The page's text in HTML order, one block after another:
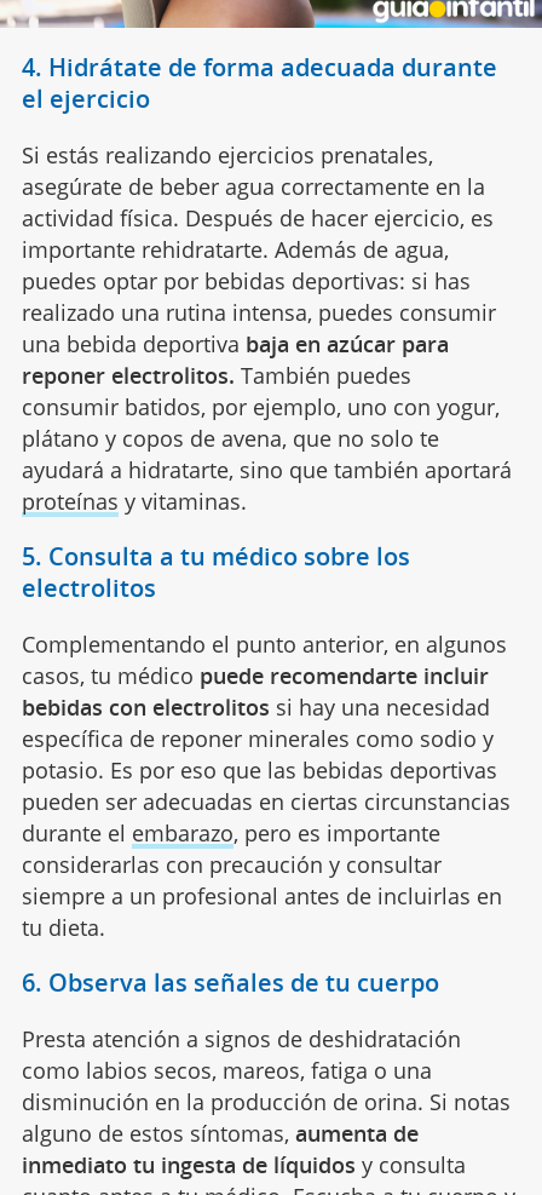
4. Hidrátate de forma adecuada durante
el ejercicio
Si estás realizando ejercicios prenatales,
asegúrate de beber agua correctamente en la
actividad física. Después de hacer ejercicio, es
importante rehidratarte. Además de agua,
puedes optar por bebidas deportivas: si has
realizado una rutina intensa, puedes consumir
una bebida deportiva baja en azúcar para
reponer electrolitos. También puedes
consumir batidos, por ejemplo, uno con yogur,
plátano y copos de avena, que no solo te
ayudará a hidratarte, sino que también aportará
proteínas y vitaminas.
5. Consulta a tu médico sobre los
electrolitos
Complementando el punto anterior, en algunos
casos, tu médico puede recomendarte incluir
bebidas con electrolitos si hay una necesidad
específica de reponer minerales como sodio y
potasio. Es por eso que las bebidas deportivas
pueden ser adecuadas en ciertas circunstancias
durante el embarazo, pero es importante
considerarlas con precaución y consultar
siempre a un profesional antes de incluirlas en
tu dieta.
6. Observa las señales de tu cuerpo
Presta atención a signos de deshidratación
como labios secos, mareos, fatiga o una
disminución en la producción de orina. Si notas
alguno de estos síntomas, aumenta de
inmediato tu ingesta de líquidos y consulta